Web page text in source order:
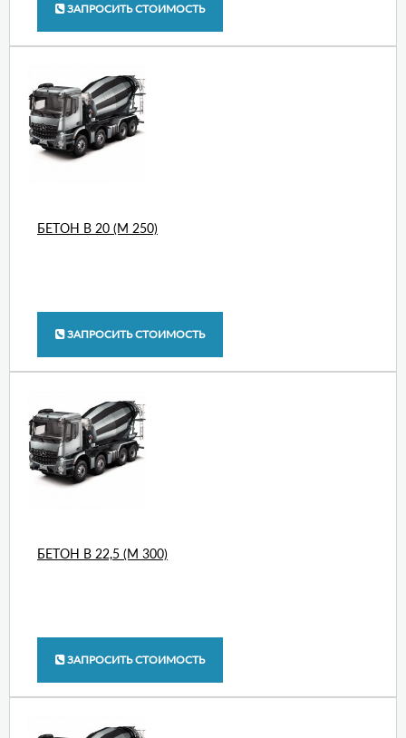
ЗАПРОСИТЬ СТОИМОСТЬ
БЕТОН В 20 (М 250)
ЗАПРОСИТЬ СТОИМОСТЬ
БЕТОН В 22,5 (М 300)
ЗАПРОСИТЬ СТОИМОСТЬ